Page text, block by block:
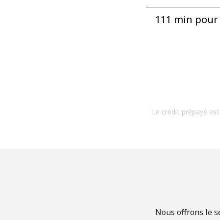
111 min pour
Le crédit prépayé
Nous offrons le